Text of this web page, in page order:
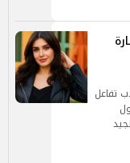
تفاعل